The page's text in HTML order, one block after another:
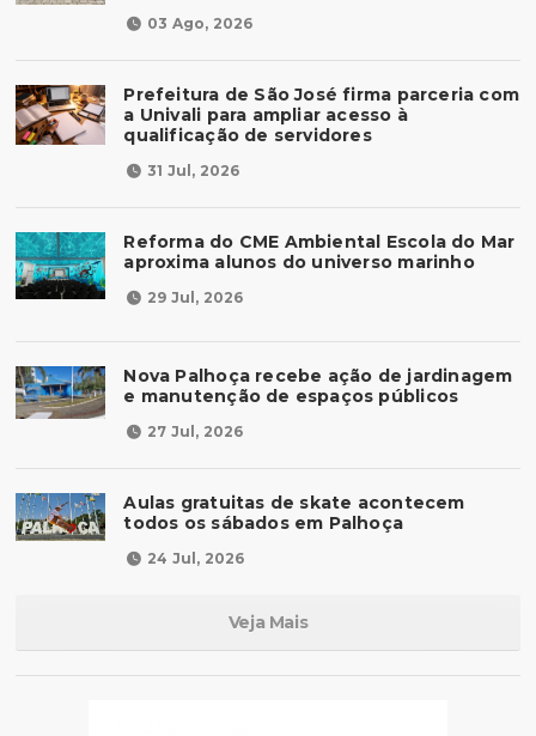
03 Ago, 2026
Prefeitura de São José firma parceria com
a Univali para ampliar acesso à
qualificação de servidores
31 Jul, 2026
Reforma do CME Ambiental Escola do Mar
aproxima alunos do universo marinho
29 Jul, 2026
Nova Palhoça recebe ação de jardinagem
e manutenção de espaços públicos
27 Jul, 2026
Aulas gratuitas de skate acontecem
todos os sábados em Palhoça
24 Jul, 2026
Veja Mais